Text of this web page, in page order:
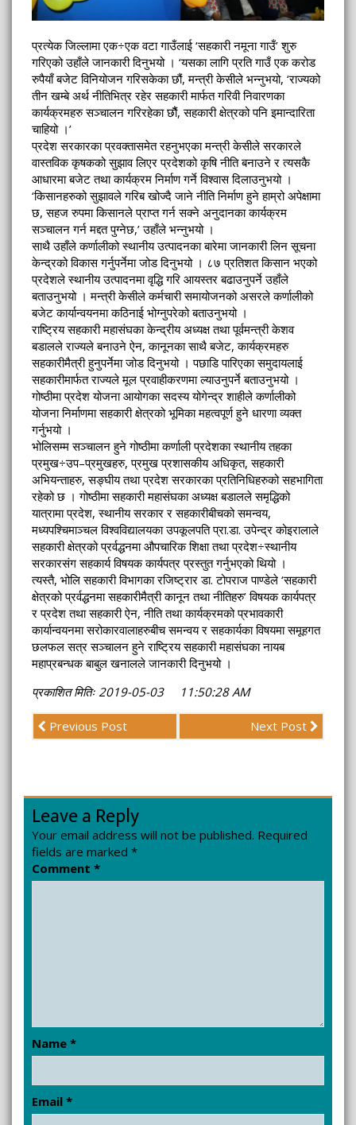
प्रत्येक जिल्लामा एक÷एक वटा गाउँलाई ‘सहकारी नमूना गाउँ’ शुरु
गरिएको उहाँले जानकारी दिनुभयो । ‘यसका लागि प्रति गाउँ एक करोड
रुपैयाँ बजेट विनियोजन गरिसकेका छौं, मन्त्री केसीले भन्नुभयो, ‘राज्यको
तीन खम्बे अर्थ नीतिभित्र रहेर सहकारी मार्फत गरिवी निवारणका
कार्यक्रमहरु सञ्चालन गरिरहेका छौैं, सहकारी क्षेत्रको पनि इमान्दारिता
चाहियो ।’
प्रदेश सरकारका प्रवक्तासमेत रहनुभएका मन्त्री केसीले सरकारले
वास्तविक कृषकको सुझाव लिएर प्रदेशको कृषि नीति बनाउने र त्यसकै
आधारमा बजेट तथा कार्यक्रम निर्माण गर्ने विश्वास दिलाउनुभयो ।
‘किसानहरुको सुझावले गरिब खोज्दै जाने नीति निर्माण हुने हाम्रो अपेक्षामा
छ, सहज रुपमा किसानले प्राप्त गर्न सक्ने अनुदानका कार्यक्रम
सञ्चालन गर्न मद्दत पुग्नेछ,’ उहाँले भन्नुभयो ।
साथै उहाँले कर्णालीको स्थानीय उत्पादनका बारेमा जानकारी लिन सूचना
केन्द्रको विकास गर्नुपर्नेमा जोड दिनुभयो । ८७ प्रतिशत किसान भएको
प्रदेशले स्थानीय उत्पादनमा वृद्धि गरि आयस्तर बढाउनुपर्ने उहाँले
बताउनुभयो । मन्त्री केसीले कर्मचारी समायोजनको असरले कर्णालीको
बजेट कार्यान्वयनमा कठिनाई भोग्नुपरेको बताउनुभयो ।
राष्ट्रिय सहकारी महासंघका केन्द्रीय अध्यक्ष तथा पूर्वमन्त्री केशव
बडालले राज्यले बनाउने ऐन, कानूनका साथै बजेट, कार्यक्रमहरु
सहकारीमैत्री हुनुपर्नेमा जोड दिनुभयो । पछाडि पारिएका समुदायलाई
सहकारीमार्फत राज्यले मूल प्रवाहीकरणमा ल्याउनुपर्ने बताउनुभयो ।
गोष्ठीमा प्रदेश योजना आयोगका सदस्य योगेन्द्र शाहीले कर्णालीको
योजना निर्माणमा सहकारी क्षेत्रको भूमिका महत्वपूर्ण हुने धारणा व्यक्त
गर्नुभयो ।
भोलिसम्म सञ्चालन हुने गोष्ठीमा कर्णाली प्रदेशका स्थानीय तहका
प्रमुख÷उप–प्रमुखहरु, प्रमुख प्रशासकीय अधिकृत, सहकारी
अभियन्ताहरु, सङ्घीय तथा प्रदेश सरकारका प्रतिनिधिहरुको सहभागिता
रहेको छ । गोष्ठीमा सहकारी महासंघका अध्यक्ष बडालले समृद्धिको
यात्रामा प्रदेश, स्थानीय सरकार र सहकारीबीचको समन्वय,
मध्यपश्चिमाञ्चल विश्वविद्यालयका उपकूलपति प्रा.डा. उपेन्द्र कोइरालाले
सहकारी क्षेत्रको प्रर्वद्धनमा औपचारिक शिक्षा तथा प्रदेश÷स्थानीय
सरकारसंग सहकार्य विषयक कार्यपत्र प्रस्तुत गर्नुभएको थियो ।
त्यस्तै, भोलि सहकारी विभागका रजिष्ट्रार डा. टोपराज पाण्डेले ‘सहकारी
क्षेत्रको प्रर्वद्धनमा सहकारीमैत्री कानून तथा नीतिहरु’ विषयक कार्यपत्र
र प्रदेश तथा सहकारी ऐन, नीति तथा कार्यक्रमको प्रभावकारी
कार्यान्वयनमा सरोकारवालाहरुबीच समन्वय र सहकार्यका विषयमा समूहगत
छलफल सत्र सञ्चालन हुने राष्ट्रिय सहकारी महासंघका नायब
महाप्रबन्धक बाबुल खनालले जानकारी दिनुभयो ।
प्रकाशित मितिः 2019-05-03 11:50:28 AM
Previous Post Next Post
Leave a Reply
Your email address will not be published. Required
fields are marked *
Comment *
Name *
Email *